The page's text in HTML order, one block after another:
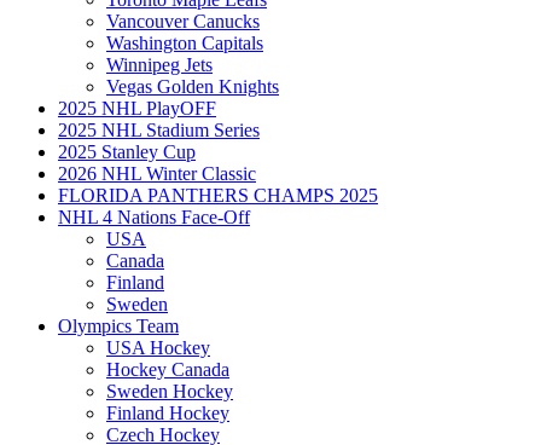
Vancouver Canucks
Washington Capitals
Winnipeg Jets
Vegas Golden Knights
2025 NHL PlayOFF
2025 NHL Stadium Series
2025 Stanley Cup
2026 NHL Winter Classic
FLORIDA PANTHERS CHAMPS 2025
NHL 4 Nations Face-Off
USA
Canada
Finland
Sweden
Olympics Team
USA Hockey
Hockey Canada
Sweden Hockey
Finland Hockey
Czech Hockey